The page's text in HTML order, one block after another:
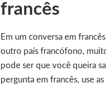
francês
Em um conversa em
outro país francófono,
pode ser que você queira
pergunta em francês, use